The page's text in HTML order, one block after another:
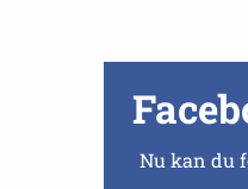
Nu kan du